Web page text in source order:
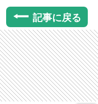
記事に戻る